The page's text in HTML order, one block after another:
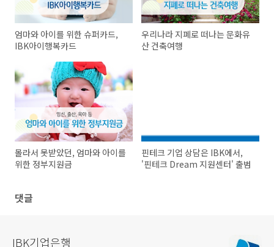
엄마와 아이를 위한 슈퍼카드,
IBK아이행복카드
우리나라 지폐로 떠나는 문화유
산 건축여행
몰라서 못받았던, 엄마와 아이를
위한 정부지원금
핀테크 기업 상담은 IBK에서,
'핀테크 Dream 지원센터' 출범
댓글
IBK기업은행